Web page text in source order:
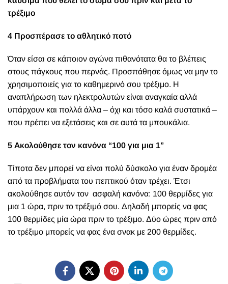
τρέξιμο
4 Προσπέρασε το αθλητικό ποτό
Όταν είσαι σε κάποιον αγώνα πιθανότατα θα το βλέπεις
στους πάγκους που περνάς. Προσπάθησε όμως να μην το
χρησιμοποιείς για το καθημερινό σου τρέξιμο. Η
αναπλήρωση των ηλεκτρολυτών είναι αναγκαία αλλά
υπάρχουν και πολλά άλλα – όχι και τόσο καλά συστατικά –
που πρέπει να εξετάσεις και σε αυτά τα μπουκάλια.
5 Ακολούθησε τον κανόνα “100 για μια 1”
Τίποτα δεν μπορεί να είναι πολύ δύσκολο για έναν δρομέα
από τα προβλήματα του πεπτικού όταν τρέχει. Έτσι
ακολούθησε αυτόν τον ασφαλή κανόνα: 100 θερμίδες για
μια 1 ώρα, πριν το τρέξιμό σου. Δηλαδή μπορείς να φας
100 θερμίδες μία ώρα πριν το τρέξιμο. Δύο ώρες πριν από
το τρέξιμο μπορείς να φας ένα σνακ με 200 θερμίδες.